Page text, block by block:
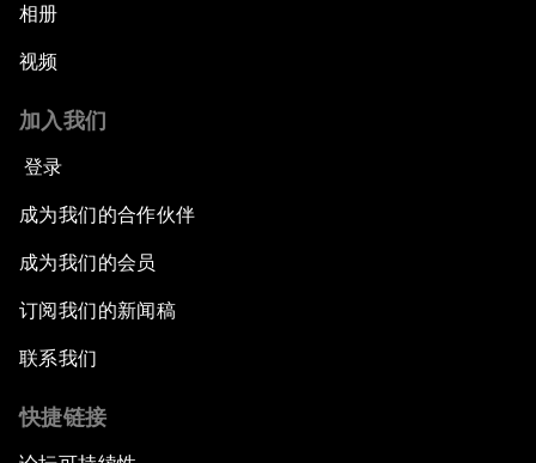
相册
视频
加入我们
登录
成为我们的合作伙伴
成为我们的会员
订阅我们的新闻稿
联系我们
快捷链接